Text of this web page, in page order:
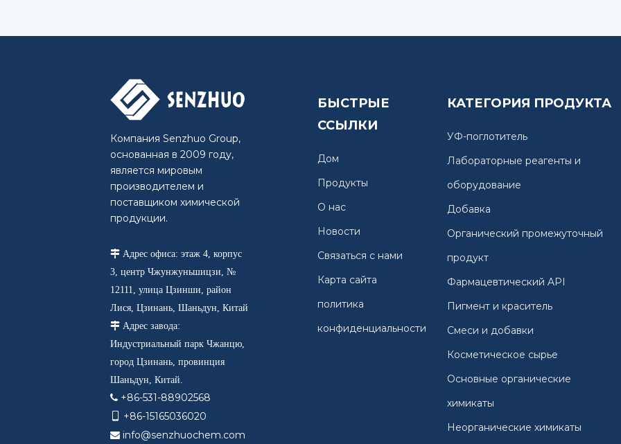
Компания Senzhuo Group,
основанная в 2009 году,
является мировым
производителем и
поставщиком химической
продукции.
 Адрес офиса: этаж 4, корпус
3, центр Чжунжуньшицзи, №
12111, улица Цзинши, район
Лися, Цзинань, Шаньдун, Китай
 Адрес завода:
Индустриальный парк Чжанцю,
город Цзинань, провинция
Шаньдун, Китай.
 +86-531-88902568
+86-15165036020
 info@senzhuochem.com
БЫСТРЫЕ
ССЫЛКИ
Дом
Продукты
О нас
Новости
Связаться с нами
Карта сайта
политика
конфиденциальности
КАТЕГОРИЯ ПРОДУКТА
УФ-поглотитель
Лабораторные реагенты и
оборудование
Добавка
Органический промежуточный
продукт
Фармацевтический API
Пигмент и краситель
Смеси и добавки
Косметическое сырье
Основные органические
химикаты
Неорганические химикаты